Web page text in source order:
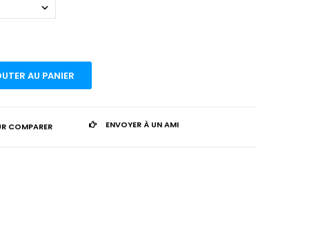
AU PANIER
COMPARER ENVOYER À UN AMI